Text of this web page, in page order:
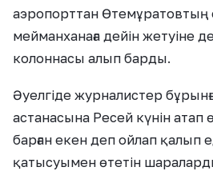
аэропорттан Өтемұратовтың
мейманханаға дейін жетуіне
колоннасы алып барды.
Әуелгіде журналистер
астанасына Ресей күнін атап
барған екен деп ойлап қалып
қатысуымен өтетін